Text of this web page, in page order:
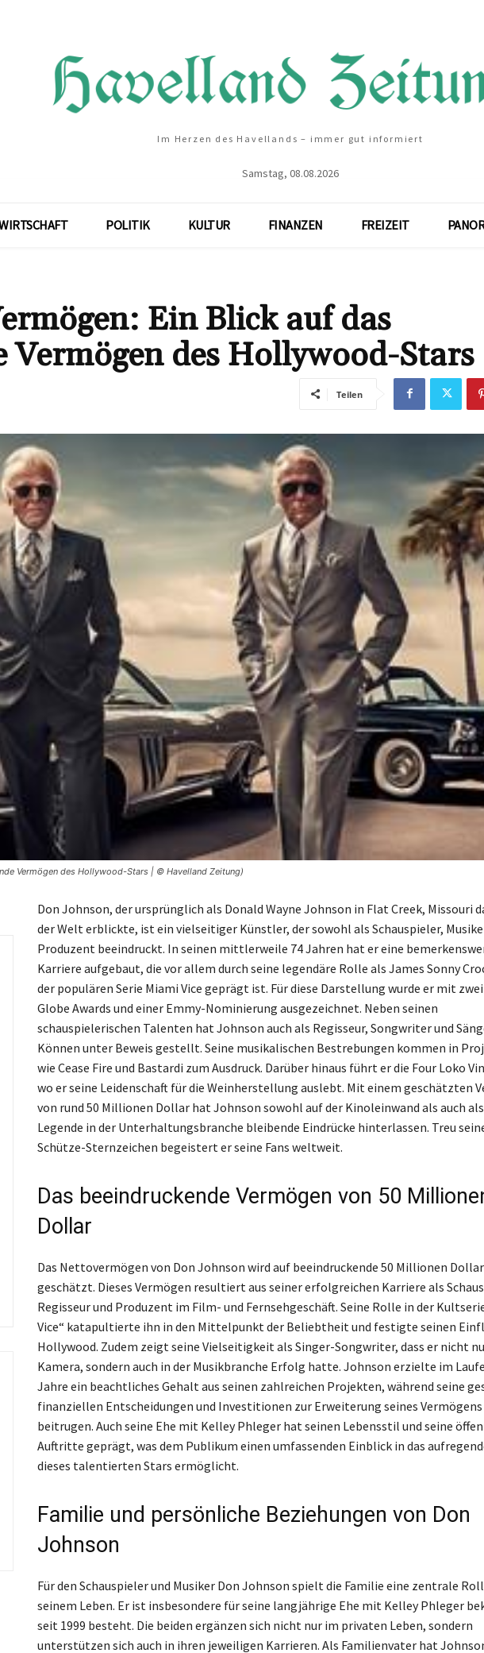
Im Herzen des Havellands – immer gut informiert
Samstag, 08.08.2026
POLITIK KULTUR FINANZEN FREIZEIT
Ein Blick auf das
Vermögen des Hollywood-Stars
Teilen
Vermögen des Hollywood-Stars | © Havelland Zeitung)
Don Johnson, der ursprünglich als Donald Wayne Johnson in Flat Creek, Missouri
der Welt erblickte, ist ein vielseitiger Künstler, der sowohl als Schauspieler,
Produzent beeindruckt. In seinen mittlerweile 74 Jahren hat er eine
Karriere aufgebaut, die vor allem durch seine legendäre Rolle als James Sonny
der populären Serie Miami Vice geprägt ist. Für diese Darstellung wurde er mit
Globe Awards und einer Emmy-Nominierung ausgezeichnet. Neben seinen
schauspielerischen Talenten hat Johnson auch als Regisseur, Songwriter und
Können unter Beweis gestellt. Seine musikalischen Bestrebungen kommen in
wie Cease Fire und Bastardi zum Ausdruck. Darüber hinaus führt er die Four Loko
wo er seine Leidenschaft für die Weinherstellung auslebt. Mit einem geschätzten
von rund 50 Millionen Dollar hat Johnson sowohl auf der Kinoleinwand als auch
Legende in der Unterhaltungsbranche bleibende Eindrücke hinterlassen. Treu
Schütze-Sternzeichen begeistert er seine Fans weltweit.
Das beeindruckende Vermögen von 50
Dollar
Das Nettovermögen von Don Johnson wird auf beeindruckende 50 Millionen Dollar
geschätzt. Dieses Vermögen resultiert aus seiner erfolgreichen Karriere als
Regisseur und Produzent im Film- und Fernsehgeschäft. Seine Rolle in der
Vice“ katapultierte ihn in den Mittelpunkt der Beliebtheit und festigte seinen
Hollywood. Zudem zeigt seine Vielseitigkeit als Singer-Songwriter, dass er nicht
Kamera, sondern auch in der Musikbranche Erfolg hatte. Johnson erzielte im
Jahre ein beachtliches Gehalt aus seinen zahlreichen Projekten, während seine
finanziellen Entscheidungen und Investitionen zur Erweiterung seines Vermögens
beitrugen. Auch seine Ehe mit Kelley Phleger hat seinen Lebensstil und seine
Auftritte geprägt, was dem Publikum einen umfassenden Einblick in das
dieses talentierten Stars ermöglicht.
Familie und persönliche Beziehungen von Don
Johnson
Für den Schauspieler und Musiker Don Johnson spielt die Familie eine zentrale
seinem Leben. Er ist insbesondere für seine langjährige Ehe mit Kelley Phleger
seit 1999 besteht. Die beiden ergänzen sich nicht nur im privaten Leben, sondern
unterstützen sich auch in ihren jeweiligen Karrieren. Als Familienvater hat